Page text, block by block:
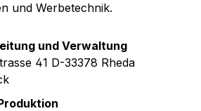
und Werbetechnik.
und Verwaltung
41 D-33378 Rheda